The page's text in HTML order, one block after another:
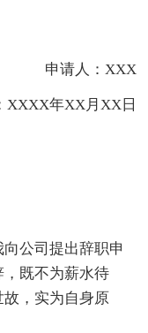
申请人：XXX
年XX月XX日
公司提出辞职申
既不为薪水待
，实为自身原